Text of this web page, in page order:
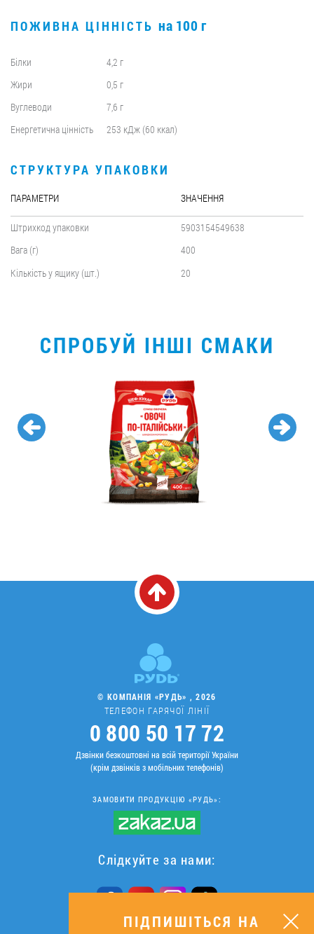
ПОЖИВНА ЦІННІСТЬ на 100 г
Білки
4,2 г
Жири
0,5 г
Вуглеводи
7,6 г
Енергетична цінність
253 кДж (60 ккал)
СТРУКТУРА УПАКОВКИ
ПАРАМЕТРИ ЗНАЧЕННЯ
Штрихкод упаковки
5903154549638
Вага (г)
400
Кількість у ящику (шт.)
20
СПРОБУЙ ІНШІ СМАКИ
© КОМПАНІЯ «РУДЬ» , 2026
ТЕЛЕФОН ГАРЯЧОЇ ЛІНІЇ
0 800 50 17 72
Дзвінки безкоштовні на всій території України
(крім дзвінків з мобільних телефонів)
ЗАМОВИТИ ПРОДУКЦІЮ «РУДЬ»:
Слідкуйте за нами:
ПІДПИШІТЬСЯ НА